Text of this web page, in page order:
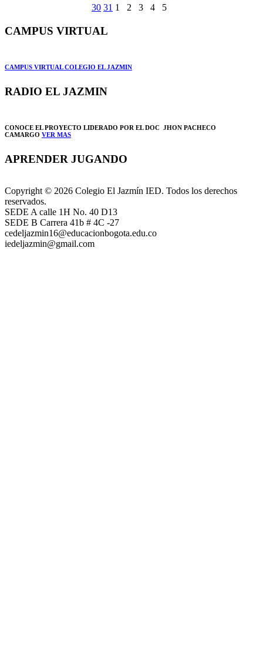
30 31 1 2 3 4 5
CAMPUS VIRTUAL
CAMPUS VIRTUAL COLEGIO EL JAZMIN
RADIO EL JAZMIN
CONOCE EL PROYECTO LIDERADO POR EL DOC JHON PACHECO
CAMARGO VER MAS
APRENDER JUGANDO
Copyright © 2026 Colegio El Jazmín IED. Todos los derechos
reservados.
SEDE A calle 1H No. 40 D13
SEDE B Carrera 41b # 4C -27
cedeljazmin16@educacionbogota.edu.co
iedeljazmin@gmail.com